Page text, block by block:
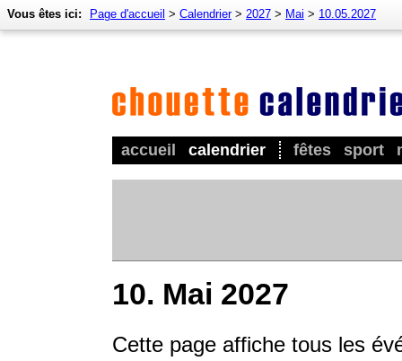
accueil calendrier fêtes sport
Vous êtes ici: Page d'accueil > Calendrier> 2027 > Mai > 10.05.2027
10. Mai 2027
Cette page affiche tous les